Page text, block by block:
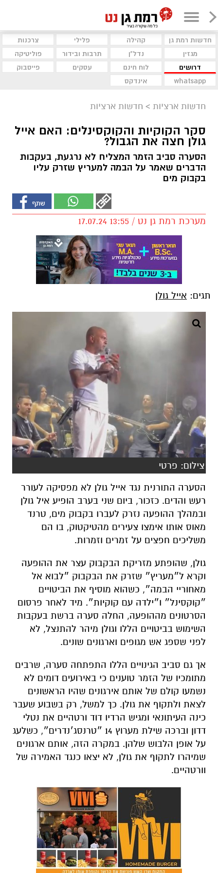
חדשות רמת גן קהילה פלילי
צרכנות
מגזין
נדל"ן תרבות ובידור
פוליטיקה
דרושים
לוח חינם עסקים
פייסבוק
whatsapp
אינדקס
חדשות ארציות > חדשות ארציות
סקר הקוקיות והקוקסינלים: האם אייל
גולן חצה את הגבול?
הסערה סביב הזמר המצליח לא נרגעת, בעקבות
הדברים שאמר על הבמה למעריץ שזרק עליו
בקבוק מים
מערכת רמת גן נט / 13:55 17.07.24
אייל גולן
צילום: פרטי
הסערה התורנית נגד אייל גולן לא מפסיקה לעורר
רעש והדים. כזכור, ביום שני בערב הופיע איל גולן
ובמהלך ההופעה נזרק לעברו בקבוק מים, טרנד
משליכים חפצים על זמרים וזמרות.
גולן, שהופתע מזריקת הבקבוק עצר את ההופעה
וקרא ל״מעריץ״ שזרק את הבקבוק ״לבוא אל
מאחוריי הבמה״, כשהוא מוסיף את הביטויים
הסרטונים מההופעה, החלה סערה ברשת בעקבות
השימוש בביטויים הללו וגולן מיהר להתנצל, לא
לפני שספג אש מגופים וארגונים שונים.
אך גם סביב הגינויים הללו התפתחה סערה, שרבים
מתומכיו של הזמר טוענים כי באירועים דומים לא
נשמעו קולם של אותם אירגונים שהיו הראשונים
כינה העיתונאי ומגיש הרדיו דוד ורטהיים את נטלי
דדון וברכה שילת מערוץ 14 ״טרנסג׳נדרים״, כשלעג
על אופן הלבוש שלהן. במקרה הזה, אותם ארגונים
שמיהרו לתקוף את גולן, לא יצאו כנגד האמירה של
וורטהיים.